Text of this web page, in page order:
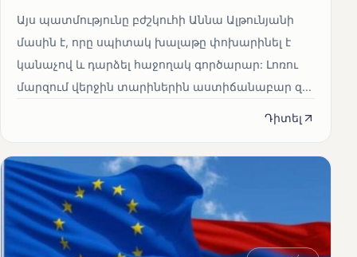
Այս պատմությունը բժշկուհի Աննա Ալթունյանի
մասին է, որը սպիտակ խալաթը փոխարինել է
կանաչով և դարձել հաջողակ գործարար: Լոռու
մարզում վերջին տարիներին աստիճանաբար զ...
Դիտել